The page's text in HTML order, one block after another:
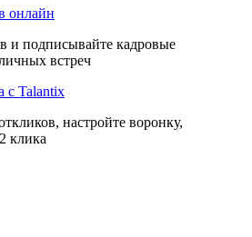
онлайн
и подписывайте кадровые
встреч
с Talantix
настройте воронку,
клика